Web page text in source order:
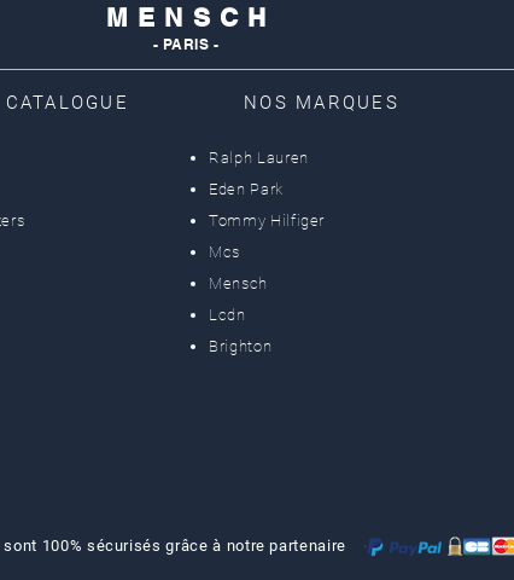
M E N S C H
- PARIS -
NOS MARQUES
Ralph Lauren
Eden Park
Tommy Hilfiger
Mcs
Mensch
Lcdn
Brighton
100% sécurisés grâce à notre partenaire